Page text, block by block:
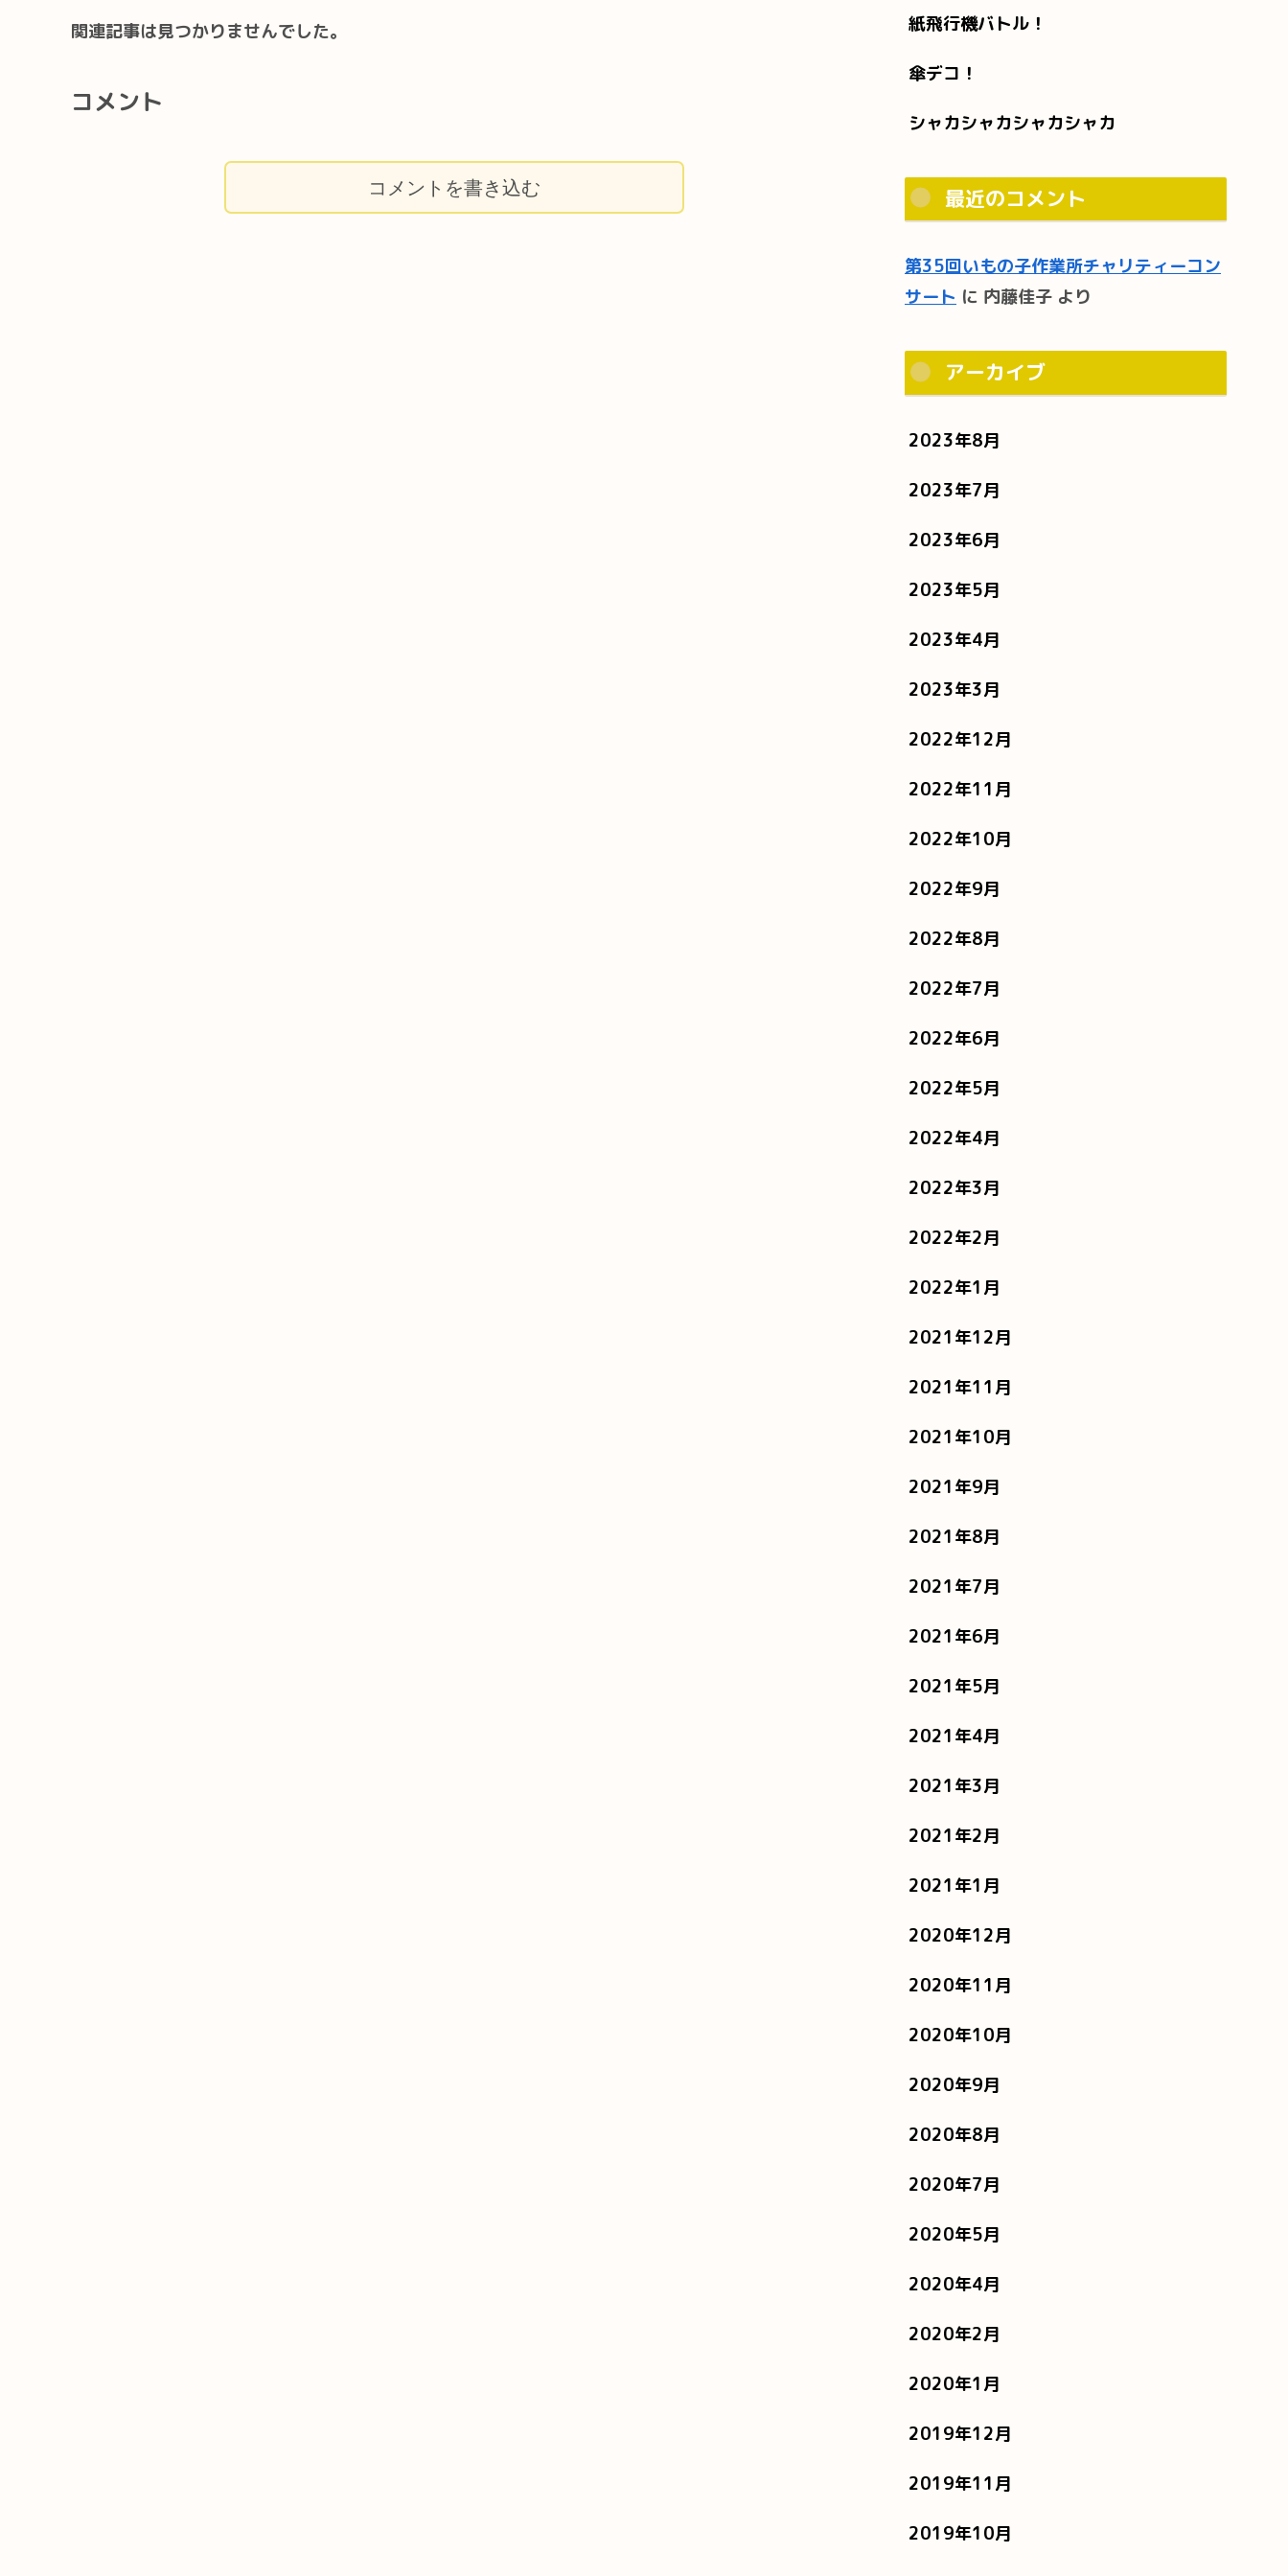
関連記事は見つかりませんでした。
コメント
コメントを書き込む
紙飛行機バトル！
傘デコ！
シャカシャカシャカシャカ
最近のコメント
第35回いもの子作業所チャリティーコン
サート に 内藤佳子 より
アーカイブ
2023年8月
2023年7月
2023年6月
2023年5月
2023年4月
2023年3月
2022年12月
2022年11月
2022年10月
2022年9月
2022年8月
2022年7月
2022年6月
2022年5月
2022年4月
2022年3月
2022年2月
2022年1月
2021年12月
2021年11月
2021年10月
2021年9月
2021年8月
2021年7月
2021年6月
2021年5月
2021年4月
2021年3月
2021年2月
2021年1月
2020年12月
2020年11月
2020年10月
2020年9月
2020年8月
2020年7月
2020年5月
2020年4月
2020年2月
2020年1月
2019年12月
2019年11月
2019年10月